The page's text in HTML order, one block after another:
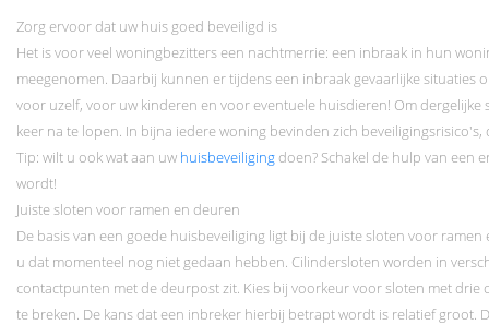
Zorg ervoor dat uw huis goed beveiligd is
Het is voor veel woningbezitters een nachtmerrie: een inbraak in hun
meegenomen. Daarbij kunnen er tijdens een inbraak gevaarlijke
voor uzelf, voor uw kinderen en voor eventuele huisdieren! Om
keer na te lopen. In bijna iedere woning bevinden zich
Tip: wilt u ook wat aan uw huisbeveiliging doen? Schakel de hulp van een
wordt!
Juiste sloten voor ramen en deuren
De basis van een goede huisbeveiliging ligt bij de juiste sloten voor
u dat momenteel nog niet gedaan hebben. Cilindersloten worden in
contactpunten met de deurpost zit. Kies bij voorkeur voor sloten met
te breken. De kans dat een inbreker hierbij betrapt wordt is relatief